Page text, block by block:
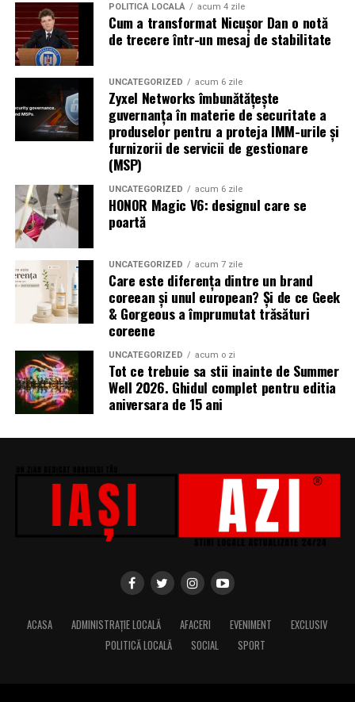
POLITICĂ LOCALĂ acum 4 zile
Cum a transformat Nicușor Dan o notă
de trecere într-un mesaj de stabilitate
UNCATEGORIZED acum 6 zile
Zyxel Networks îmbunătățește
guvernanța în materie de securitate a
produselor pentru a proteja IMM-urile și
furnizorii de servicii de gestionare
(MSP)
UNCATEGORIZED acum 6 zile
HONOR Magic V6: designul care se
poartă
UNCATEGORIZED acum 7 zile
Care este diferența dintre un brand
coreean și unul european? Și de ce Geek
& Gorgeous a împrumutat trăsături
coreene
UNCATEGORIZED acum o zi
Tot ce trebuie sa stii inainte de Summer
Well 2026. Ghidul complet pentru editia
aniversara de 15 ani
ACASA ADMINISTRAȚIE LOCALĂ AFACERI EVENIMENT
EXCLUSIV
POLITICĂ LOCALĂ
SOCIAL SPORT